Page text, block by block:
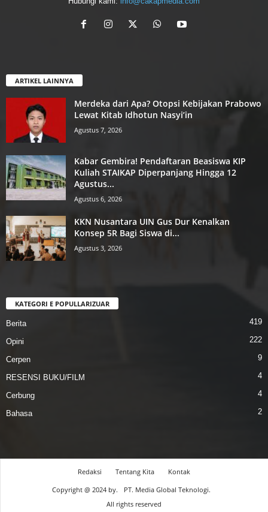
ARTIKEL LAINNYA
Merdeka dari Apa? Otopsi Kebijakan Prabowo
Lewat Kitab Idhotun Nasyi’in
Agustus 7, 2026
Kabar Gembira! Pendaftaran Beasiswa KIP
Kuliah STAIKAP Diperpanjang Hingga 12
Agustus...
Agustus 6, 2026
KKN Nusantara UIN Gus Dur Kenalkan
Konsep 5R Bagi Siswa di...
Agustus 3, 2026
KATEGORI E POPULLARIZUAR
Berita 419
Opini 222
Cerpen 9
RESENSI BUKU/FILM 4
Cerbung 4
Bahasa 2
Redaksi Tentang Kita
Kontak
Copyright @ 2024 by.
PT. Media Global Teknologi.
All rights reserved